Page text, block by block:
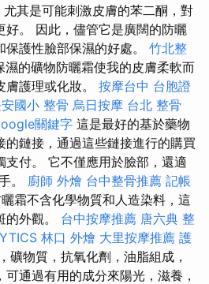
其是可能刺激皮膚的苯二酮，對
好。 因此，儘管它是廣闊的防曬
護性臉部保濕的好處。 竹北整
濕的礦物防曬霜使我的皮膚柔軟而
護理或化妝。 按摩台中 台胞證
國小 整骨 烏日按摩 台北 整骨
關鍵字 這是最好的基於藥物
的鏈接，通過這些鏈接進行的購買
支付。 它不僅應用於臉部，還適
。 廚師 外燴 台中整骨推薦 記帳
霜不含化學物質和人造染料，這
外觀。 台中按摩推薦 唐六典 整
林口 外燴 大里按摩推薦 護
礦物質，抗氧化劑，油脂組成，
通過有用的成分來陽光，滋養，